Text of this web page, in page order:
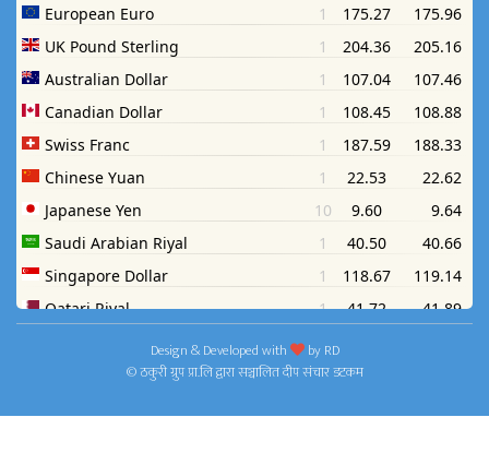
Design & Developed with byRD
© ठकुरी ग्रुप प्रा.लि द्वारा सञ्चालित दीप संचार डटकम